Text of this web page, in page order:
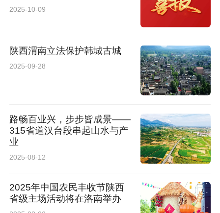
2025-10-09
陕西渭南立法保护韩城古城
2025-09-28
路畅百业兴，步步皆成景——
315省道汉台段串起山水与产
业
2025-08-12
2025年中国农民丰收节陕西
省级主场活动将在洛南举办